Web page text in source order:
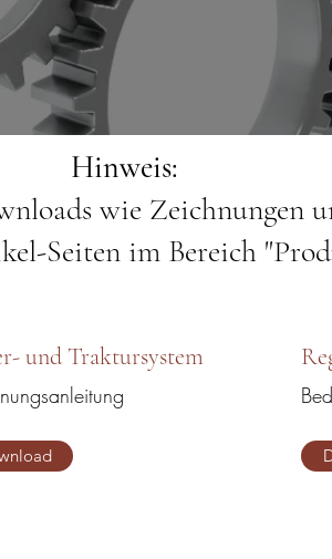
Hinweis:
wie Zeichnungen
Seiten im Bereich "
und Traktursystem